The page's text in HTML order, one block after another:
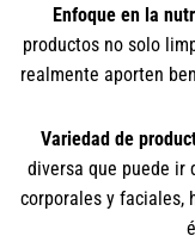
Enfoque en la
productos no solo
realmente aporten
Variedad de
diversa que puede ir
corporales y faciales,